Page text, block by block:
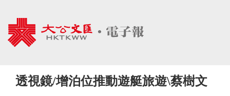
透視鏡/增泊位推動遊艇旅遊\蔡樹文